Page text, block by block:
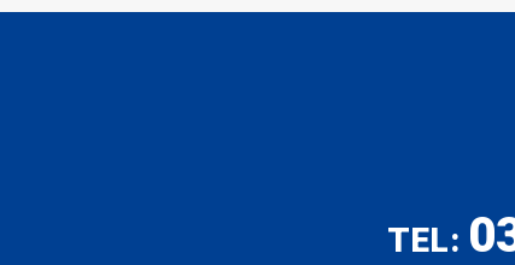
TEL: